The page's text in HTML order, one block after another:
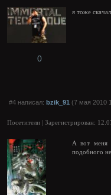
я тоже скачал
0
#4 написал: bzik_91 (7 мая 2010
Посетители | Зарегистрирован:
А вот меня
подобного